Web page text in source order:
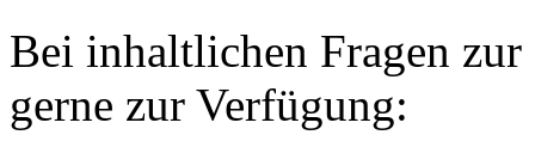
Bei inhaltlichen Fragen
gerne zur Verfügung: